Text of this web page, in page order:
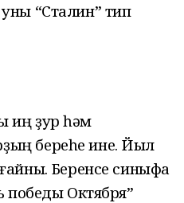
“Сталин” тип
иң ҙур һәм
береһе ине. Йыл
Беренсе синыфҡа
победы Октября”